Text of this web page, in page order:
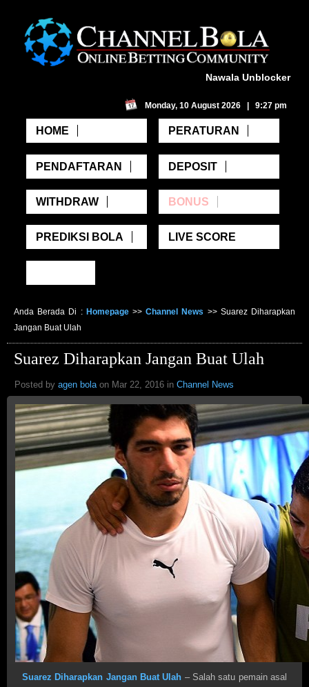
Nawala Unblocker
Monday, 10 August 2026 | 9:27 pm
HOME PERATURAN
PENDAFTARAN DEPOSIT
WITHDRAW BONUS
PREDIKSI BOLA LIVE SCORE
Anda Berada Di : Homepage>>Channel News >> Suarez Diharapkan
Jangan Buat Ulah
Suarez Diharapkan Jangan Buat Ulah
Posted by agen bola on Mar 22, 2016 in Channel News
Suarez Diharapkan Jangan Buat Ulah – Salah satu pemain asal